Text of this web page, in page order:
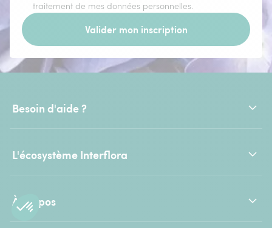
traitement de mes données personnelles.
Valider mon inscription
Besoin d'aide ?
L'écosystème Interflora
À propos